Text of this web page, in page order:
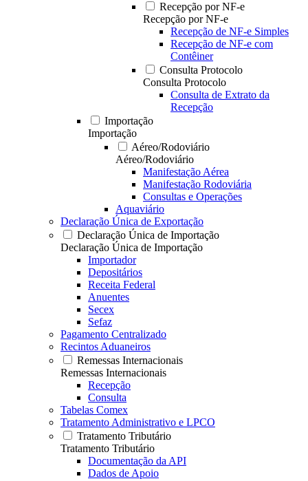
Recepção por NF-e
Recepção por NF-e
Recepção de NF-e Simples
Recepção de NF-e com
Contêiner
Consulta Protocolo
Consulta Protocolo
Consulta de Extrato da
Recepção
Importação
Importação
Aéreo/Rodoviário
Aéreo/Rodoviário
Manifestação Aérea
Manifestação Rodoviária
Consultas e Operações
Aquaviário
Declaração Única de Exportação
Declaração Única de Importação
Declaração Única de Importação
Importador
Depositários
Receita Federal
Anuentes
Secex
Sefaz
Pagamento Centralizado
Recintos Aduaneiros
Remessas Internacionais
Remessas Internacionais
Recepção
Consulta
Tabelas Comex
Tratamento Administrativo e LPCO
Tratamento Tributário
Tratamento Tributário
Documentação da API
Dados de Apoio